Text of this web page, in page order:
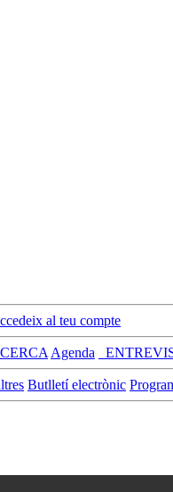
al teu compte
Agenda
Butlletí electrònic